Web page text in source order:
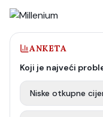
ANKETA
Koji je najveći
Niske otkupne